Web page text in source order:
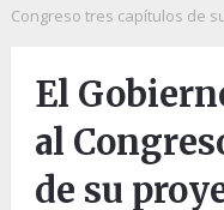
Congreso tres capítulos de
El
al
de su